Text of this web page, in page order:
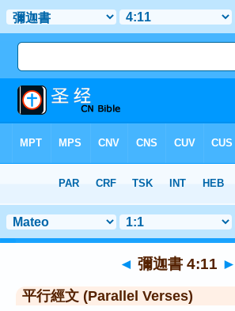
> 聖經金句 11
◄ 彌迦書 4:11 ►
平行經文 (Parallel Verses)